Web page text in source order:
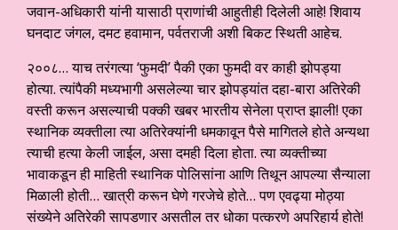
जवान-अधिकारी यांनी यासाठी प्राणांची आहुतीही दिलेली आहे! शिवाय
घनदाट जंगल, दमट हवामान, पर्वतराजी अशी बिकट स्थिती आहेच.
२००८… याच तरंगत्या ‘फुमदी’ पैकी एका फुमदी वर काही झोपड्या
होत्या. त्यांपैकी मध्यभागी असलेल्या चार झोपड्यांत दहा-बारा अतिरेकी
वस्ती करून असल्याची पक्की खबर भारतीय सेनेला प्राप्त झाली! एका
स्थानिक व्यक्तीला त्या अतिरेक्यांनी धमकावून पैसे मागितले होते अन्यथा
त्याची हत्या केली जाईल, असा दमही दिला होता. त्या व्यक्तीच्या
भावाकडून ही माहिती स्थानिक पोलिसांना आणि तिथून आपल्या सैन्याला
मिळाली होती… खात्री करून घेणे गरजेचे होते… पण एवढ्या मोठ्या
संख्येने अतिरेकी सापडणार असतील तर धोका पत्करणे अपरिहार्य होते!